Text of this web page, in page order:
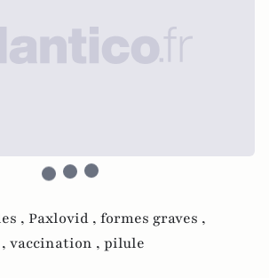
, Paxlovid , formes graves ,
vaccination , pilule